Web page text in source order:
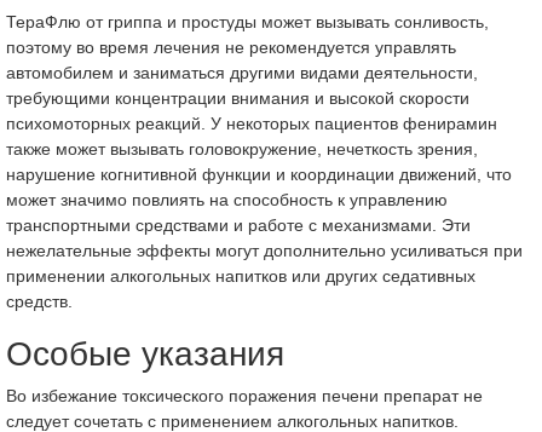
ТераФлю от гриппа и простуды может вызывать сонливость,
поэтому во время лечения не рекомендуется управлять
автомобилем и заниматься другими видами деятельности,
требующими концентрации внимания и высокой скорости
психомоторных реакций. У некоторых пациентов фенирамин
также может вызывать головокружение, нечеткость зрения,
нарушение когнитивной функции и координации движений, что
может значимо повлиять на способность к управлению
транспортными средствами и работе с механизмами. Эти
нежелательные эффекты могут дополнительно усиливаться при
применении алкогольных напитков или других седативных
средств.
Особые указания
Во избежание токсического поражения печени препарат не
следует сочетать с применением алкогольных напитков.